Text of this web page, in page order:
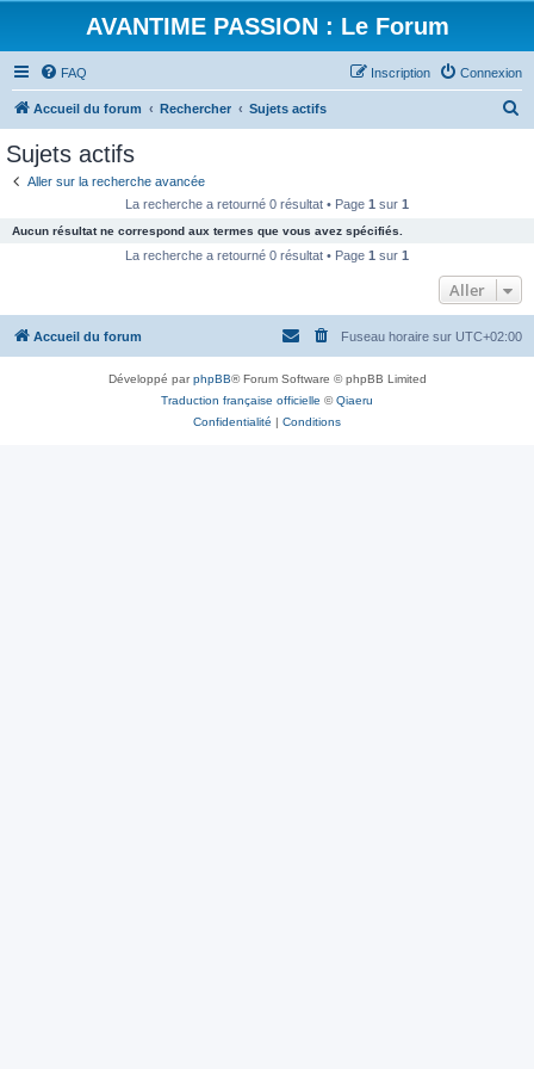
AVANTIME PASSION : Le Forum
FAQ Connexion
Inscription
Accueil du forum Rechercher Sujets actifs
c
e
Sujets actifs
Aller sur la recherche avancée
La recherche a retourné 0 résultat • Page 1 sur 1
Aucun résultat ne correspond aux termes que vous avez spécifiés.
La recherche a retourné 0 résultat • Page 1 sur 1
Aller
Accueil du forum Fuseau horaire sur UTC+02:00
Développé parphpBB® Forum Software © phpBB Limited
Traduction française officielle ©Qiaeru
Confidentialité | Conditions